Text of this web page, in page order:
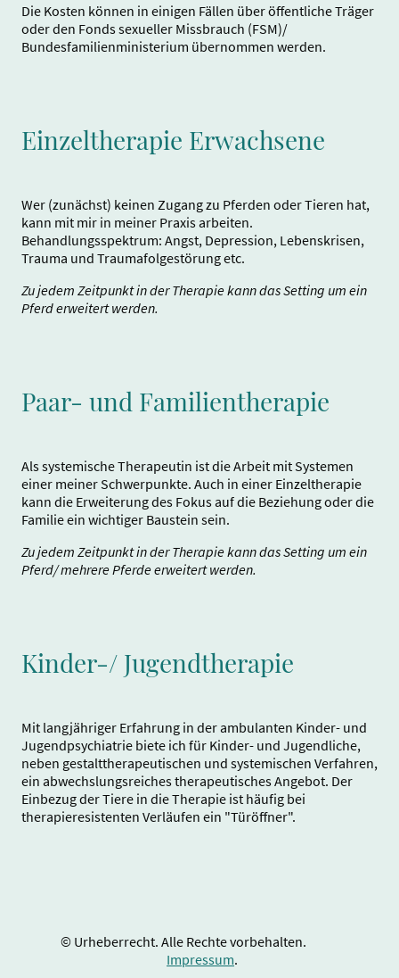
Die Kosten können in einigen Fällen über öffentliche Träger
oder den Fonds sexueller Missbrauch (FSM)/
Bundesfamilienministerium übernommen werden.
Einzeltherapie Erwachsene
Wer (zunächst) keinen Zugang zu Pferden oder Tieren hat,
kann mit mir in meiner Praxis arbeiten.
Behandlungsspektrum: Angst, Depression, Lebenskrisen,
Trauma und Traumafolgestörung etc.
Zu jedem Zeitpunkt in der Therapie kann das Setting um ein
Pferd erweitert werden.
Paar- und Familientherapie
Als systemische Therapeutin ist die Arbeit mit Systemen
einer meiner Schwerpunkte. Auch in einer Einzeltherapie
kann die Erweiterung des Fokus auf die Beziehung oder die
Familie ein wichtiger Baustein sein.
Zu jedem Zeitpunkt in der Therapie kann das Setting um ein
Pferd/ mehrere Pferde erweitert werden.
Kinder-/ Jugendtherapie
Mit langjähriger Erfahrung in der ambulanten Kinder- und
Jugendpsychiatrie biete ich für Kinder- und Jugendliche,
neben gestalttherapeutischen und systemischen Verfahren,
ein abwechslungsreiches therapeutisches Angebot. Der
Einbezug der Tiere in die Therapie ist häufig bei
therapieresistenten Verläufen ein "Türöffner".
© Urheberrecht. Alle Rechte vorbehalten.
Impressum.